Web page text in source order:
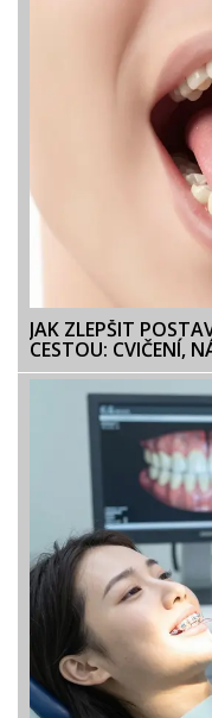
JAK ZLEPŠIT
CESTOU: CVIČENÍ,